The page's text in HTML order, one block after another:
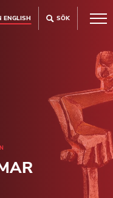
ENGLISH SÖK